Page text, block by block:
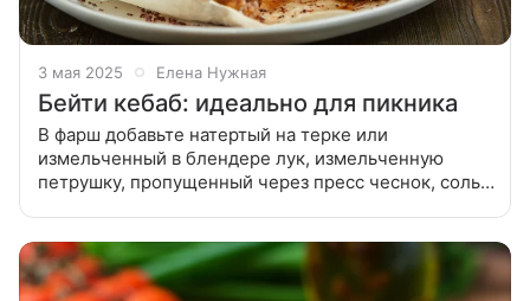
3 мая 2025 Елена Нужная
Бейти кебаб: идеально для пикника
В фарш добавьте натертый на терке или
измельченный в блендере лук, измельченную
петрушку, пропущенный через пресс чеснок, соль и